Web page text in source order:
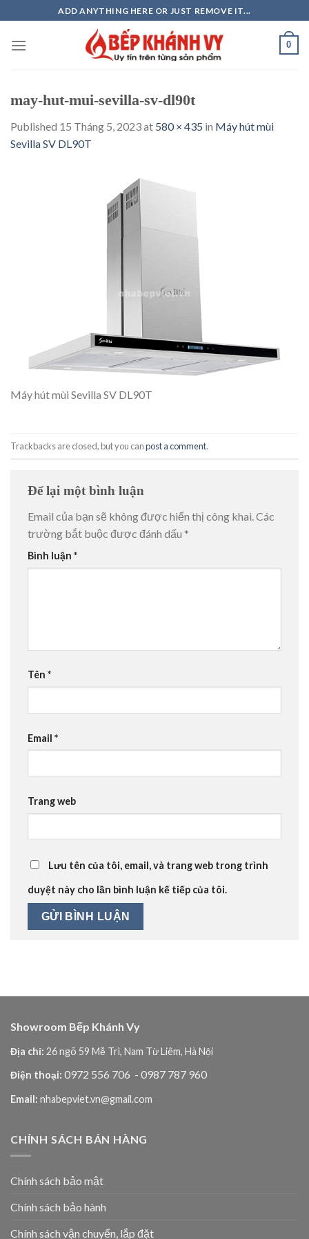
to
content
ADD ANYTHING HERE OR JUST REMOVE IT...
0
may-hut-mui-sevilla-sv-dl90t
Published 15 Tháng 5, 2023at 580 × 435 in Máy hút mùi
Sevilla SV DL90T
Máy hút mùi Sevilla SV DL90T
Trackbacks are closed, but you canpost a comment.
Để lại một bình luận
Email của bạn sẽ không được hiển thị công khai.Các
trường bắt buộc được đánh dấu *
Bình luận *
Tên *
Email *
Trang web
Lưu tên của tôi, email, và trang web trong trình
duyệt này cho lần bình luận kế tiếp của tôi.
Showroom Bếp Khánh Vy
Địa chỉ: 26 ngõ 59 Mễ Trì, Nam Từ Liêm, Hà Nội
Điện thoại: 0972 556 706 - 0987 787 960
Email: nhabepviet.vn@gmail.com
CHÍNH SÁCH BÁN HÀNG
Chính sách bảo mật
Chính sách bảo hành
Chính sách vận chuyển, lắp đặt